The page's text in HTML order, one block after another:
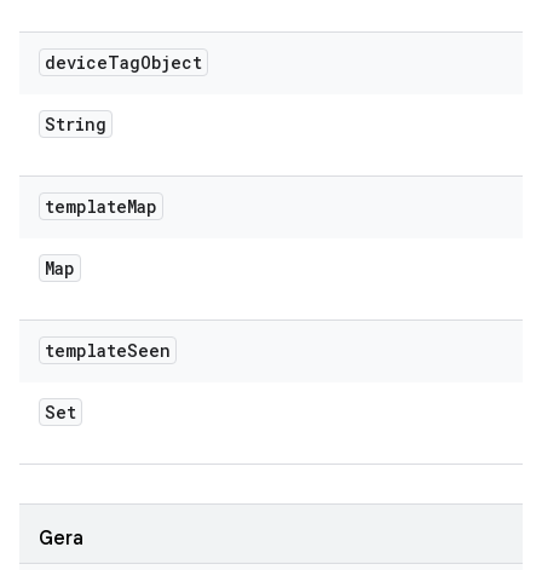
deviceTagObject
String
templateMap
Map
templateSeen
Set
Gera